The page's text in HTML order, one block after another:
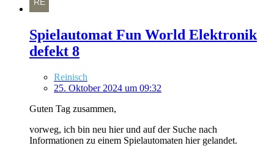
Spielautomat Fun World Elektronik
defekt 8
Reinisch
25. Oktober 2024 um 09:32
Guten Tag zusammen,
vorweg, ich bin neu hier und auf der Suche nach
Informationen zu einem Spielautomaten hier gelandet.